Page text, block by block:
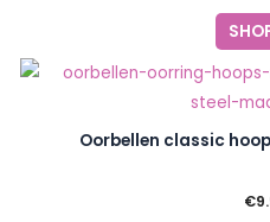
Oorbellen classic
€